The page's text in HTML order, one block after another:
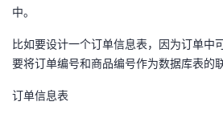
的
课
我
的
我
技
术
的
云
中。
比如要设计一个订单信息表，因为订单中
要将订单编号和商品编号作为数据库表的
订单信息表